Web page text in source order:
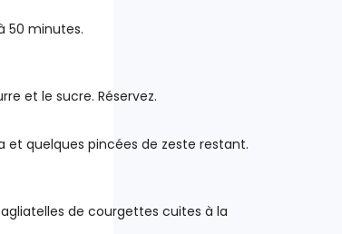
50 minutes.
et le sucre. Réservez.
et quelques pincées de zeste restant.
de courgettes cuites à la